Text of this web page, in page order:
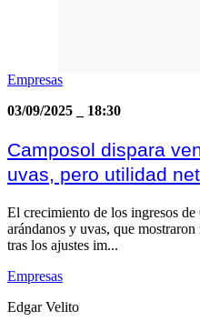
Empresas
03/09/2025
18:30
Camposol dispara
uvas, pero utilidad
El crecimiento de los ingresos
arándanos y uvas, que
tras los ajustes im...
Empresas
Edgar Velito